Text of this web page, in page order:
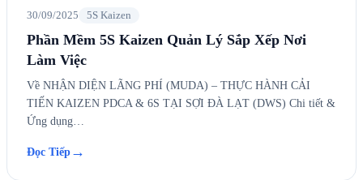
30/09/2025 5S Kaizen
Phần Mềm 5S Kaizen Quản Lý Sắp Xếp Nơi
Làm Việc
Về NHẬN DIỆN LÃNG PHÍ (MUDA) – THỰC HÀNH CẢI
TIẾN KAIZEN PDCA & 6S TẠI SỢI ĐÀ LẠT (DWS) Chi tiết &
Ứng dụng…
Đọc Tiếp →